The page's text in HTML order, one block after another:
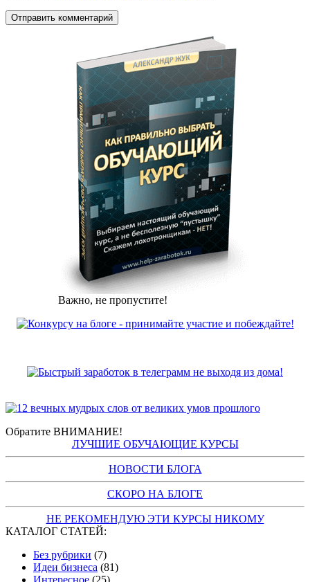
Важно, не пропустите!
Обратите ВНИМАНИЕ!
ЛУЧШИЕ ОБУЧАЮЩИЕ КУРСЫ
НОВОСТИ БЛОГА
СКОРО НА БЛОГЕ
НЕ РЕКОМЕНДУЮ ЭТИ КУРСЫ НИКОМУ
КАТАЛОГ СТАТЕЙ:
Без рубрики (7)
Идеи бизнеса (81)